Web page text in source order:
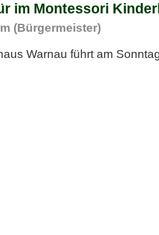
im Montessori
(Bürgermeister)
Warnau führt am